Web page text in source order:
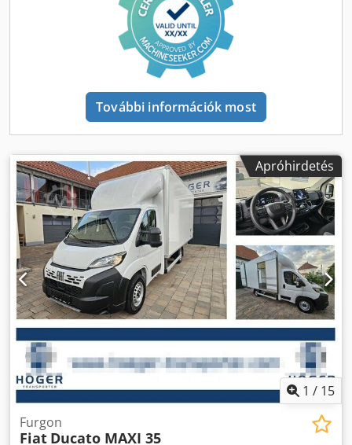
További információk most
Apróhirdetés
1 / 15
Furgon
Fiat Ducato MAXI 35